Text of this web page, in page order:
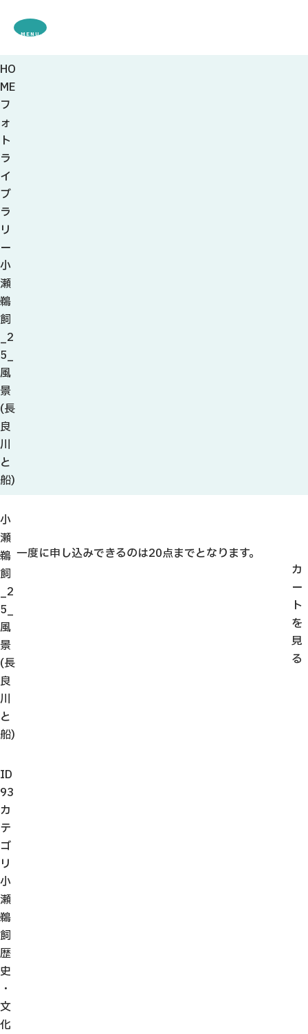
MENU
HO
ME
フ
ォ
ト
ラ
イ
ブ
ラ
リ
ー
小
瀬
鵜
飼
_2
5_
風
景
(長
良
川
と
船)
小
瀬
鵜
飼
_2
5_
風
景
(長
良
川
と
船)
ID
93
カ
テ
ゴ
リ
小
瀬
鵜
飼
歴
史
・
文
化
一度に申し込みできるのは20点までとなります。
カ
ー
ト
を
見
る